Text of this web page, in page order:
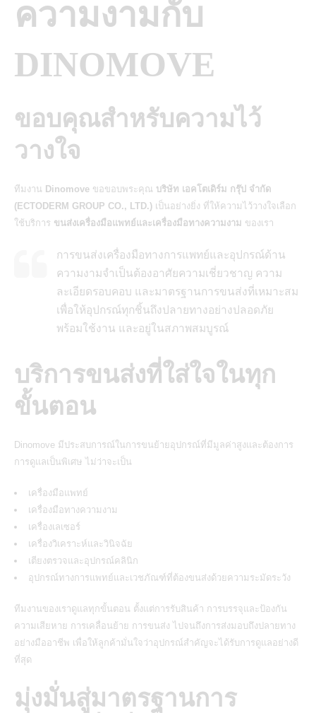
ความงามกับ
DINOMOVE
ขอบคุณสำหรับความไว้
วางใจ
ทีมงาน Dinomove ขอขอบพระคุณ บริษัท เอคโตเดิร์ม กรุ๊ป จำกัด
(ECTODERM GROUP CO., LTD.) เป็นอย่างยิ่ง ที่ให้ความไว้วางใจเลือก
ใช้บริการ ขนส่งเครื่องมือแพทย์และเครื่องมือทางความงาม ของเรา
การขนส่งเครื่องมือทางการแพทย์และอุปกรณ์ด้าน
ความงามจำเป็นต้องอาศัยความเชี่ยวชาญ ความ
ละเอียดรอบคอบ และมาตรฐานการขนส่งที่เหมาะสม
เพื่อให้อุปกรณ์ทุกชิ้นถึงปลายทางอย่างปลอดภัย
พร้อมใช้งาน และอยู่ในสภาพสมบูรณ์
บริการขนส่งที่ใส่ใจในทุก
ขั้นตอน
Dinomove มีประสบการณ์ในการขนย้ายอุปกรณ์ที่มีมูลค่าสูงและต้องการ
การดูแลเป็นพิเศษ ไม่ว่าจะเป็น
เครื่องมือแพทย์
เครื่องมือทางความงาม
เครื่องเลเซอร์
เครื่องวิเคราะห์และวินิจฉัย
เตียงตรวจและอุปกรณ์คลินิก
อุปกรณ์ทางการแพทย์และเวชภัณฑ์ที่ต้องขนส่งด้วยความระมัดระวัง
ทีมงานของเราดูแลทุกขั้นตอน ตั้งแต่การรับสินค้า การบรรจุและป้องกัน
ความเสียหาย การเคลื่อนย้าย การขนส่ง ไปจนถึงการส่งมอบถึงปลายทาง
อย่างมืออาชีพ เพื่อให้ลูกค้ามั่นใจว่าอุปกรณ์สำคัญจะได้รับการดูแลอย่างดี
ที่สุด
มุ่งมั่นสู่มาตรฐานการ